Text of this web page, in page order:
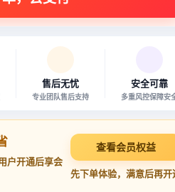
售后无忧
专业团队售后支持
安全可靠
多重风控保障安
户开通后享会
查看会员权益
先下单体验，满意后再开